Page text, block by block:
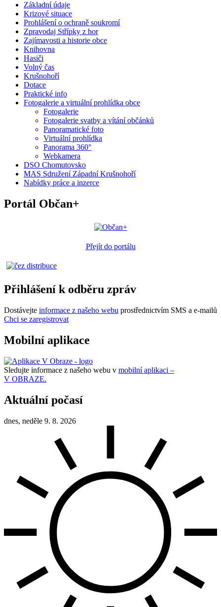
Základní údaje
Krizové situace
Prohlášení o ochraně soukromí
Zpravodaj Střípky z hor
Zajímavosti a historie obce
Knihovna
Hasiči
Volný čas
Krušnohoří
Dotace
Praktické info
Fotogalerie a virtuální prohlídka obce
Fotogalerie
Fotogalerie svatby a vítání občánků
Panoramatické foto
Virtuální prohlídka
Panorama 360°
Webkamera
DSO Chomutovsko
MAS Sdružení Západní Krušnohoří
Nabídky práce a inzerce
Portál Občan+
Přejít do portálu
Přihlášení k odběru zpráv
Dostávejte informace z našeho webu prostřednictvím SMS a e-mailů
Chci se zaregistrovat
Mobilní aplikace
Sledujte informace z našeho webu v mobilní aplikaci –
V OBRAZE.
Aktuální počasí
dnes, neděle 9. 8. 2026